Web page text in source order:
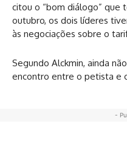
citou o “bom diálogo” que
outubro, os dois líderes
às negociações sobre o
Segundo Alckmin, ainda
encontro entre o petista e
-